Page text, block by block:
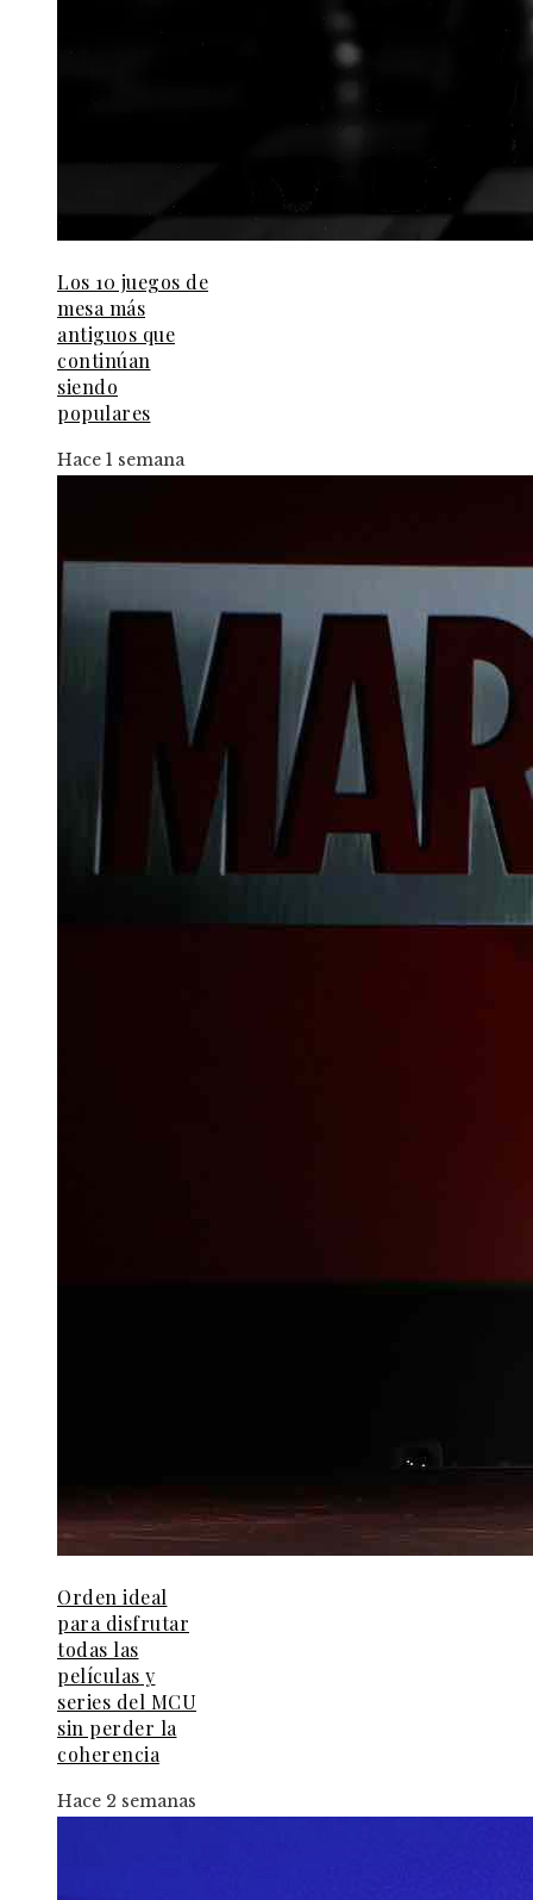
Los 10 juegos de
mesa más
antiguos que
continúan
siendo
populares
Hace 1 semana
Orden ideal
para disfrutar
todas las
películas y
series del MCU
sin perder la
coherencia
Hace 2 semanas